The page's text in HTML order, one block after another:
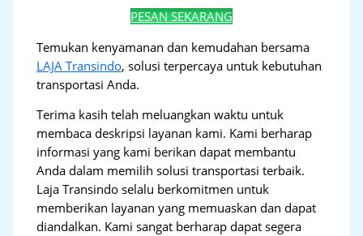
PESAN SEKARANG
Temukan kenyamanan dan kemudahan bersama
LAJA Transindo, solusi terpercaya untuk kebutuhan
transportasi Anda.
Terima kasih telah meluangkan waktu untuk
membaca deskripsi layanan kami. Kami berharap
informasi yang kami berikan dapat membantu
Anda dalam memilih solusi transportasi terbaik.
Laja Transindo selalu berkomitmen untuk
memberikan layanan yang memuaskan dan dapat
diandalkan. Kami sangat berharap dapat segera